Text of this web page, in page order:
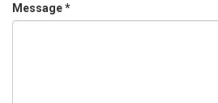
Message*